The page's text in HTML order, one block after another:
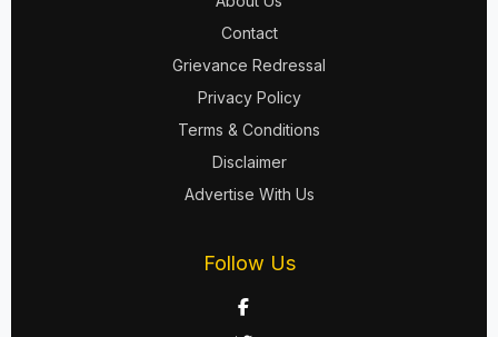
Contact
Grievance Redressal
Privacy Policy
Terms & Conditions
Disclaimer
Advertise With Us
Follow Us